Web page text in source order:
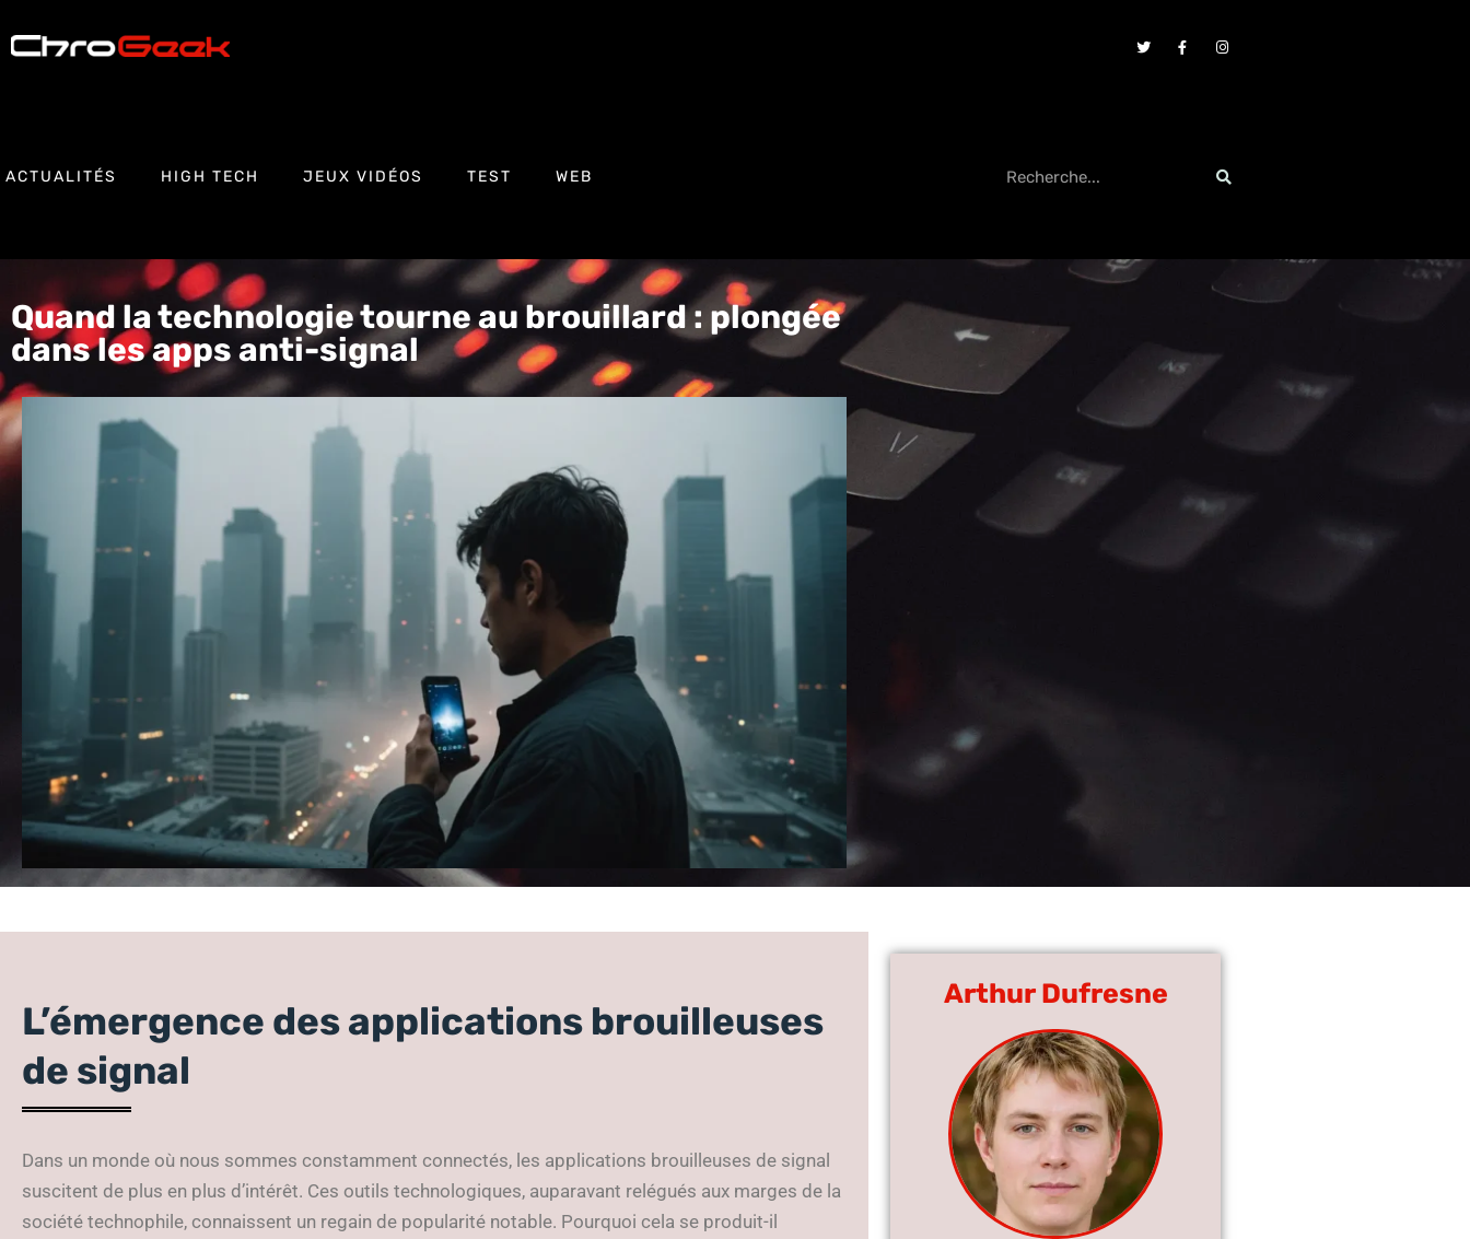
ACTUALITÉS HIGH TECH JEUX VIDÉOS TEST WEB
Quand la technologie tourne au brouillard : plongée
dans les apps anti-signal
L’émergence des applications brouilleuses
de signal
Dans un monde où nous sommes constamment connectés, les applications brouilleuses de signal
suscitent de plus en plus d’intérêt. Ces outils technologiques, auparavant relégués aux marges de la
société technophile, connaissent un regain de popularité notable. Pourquoi cela se produit-il
Arthur Dufresne